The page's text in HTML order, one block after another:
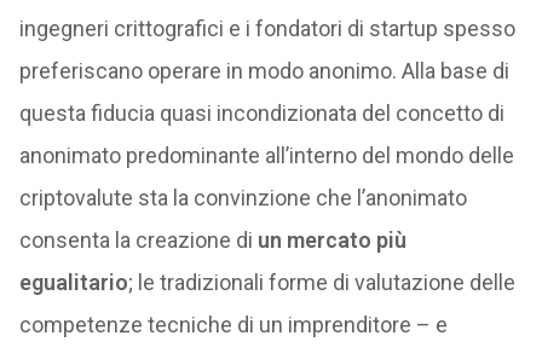
ingegneri crittografici e i fondatori di startup spesso
preferiscano operare in modo anonimo. Alla base di
questa fiducia quasi incondizionata del concetto di
anonimato predominante all’interno del mondo delle
criptovalute sta la convinzione che l’anonimato
consenta la creazione di un mercato più
egualitario; le tradizionali forme di valutazione delle
competenze tecniche di un imprenditore – e